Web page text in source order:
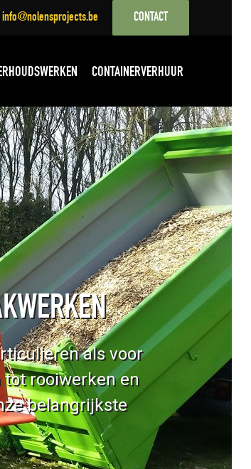
info@nolensprojects.be CONTACT
CONTAINERVERHUUR
als voor
rooiwerken en
belangrijkste